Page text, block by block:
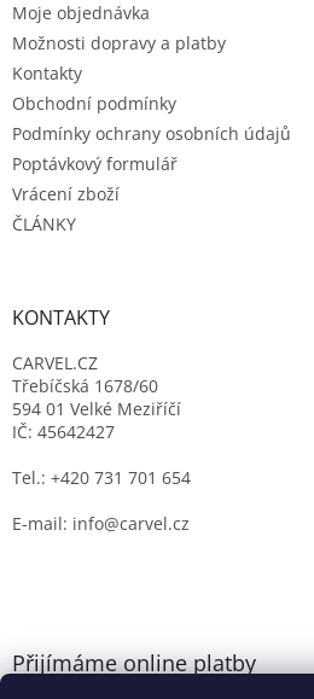
Moje objednávka
Možnosti dopravy a platby
Kontakty
Obchodní podmínky
Podmínky ochrany osobních údajů
Poptávkový formulář
Vrácení zboží
ČLÁNKY
KONTAKTY
CARVEL.CZ
Třebíčská 1678/60
594 01 Velké Meziříčí
IČ: 45642427
Tel.: +420 731 701 654
E-mail: info@carvel.cz
Přijímáme online platby